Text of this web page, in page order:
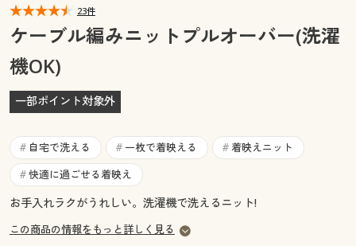
マイページ
閲覧履歴
お気に入り
サポート
ご利用ガイド
よくある質問とお問い合わせ
閲覧履歴
お気に入り
サポート
よくある質問とお問い合わせ
23件
ケーブル編みニットプルオーバー(洗濯
機OK)
一部ポイント対象外
# 自宅で洗える # 一枚で着映える # 着映えニット
# 快適に過ごせる着映え
お手入れラクがうれしい。洗濯機で洗えるニット!
この商品の情報をもっと詳しく見る